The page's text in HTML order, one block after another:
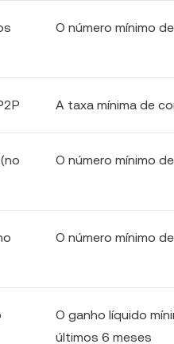
O número mínimo
A taxa mínima de
O número mínimo
O número mínimo
O ganho líquido
últimos 6 meses